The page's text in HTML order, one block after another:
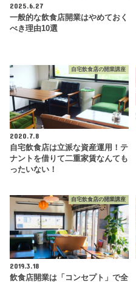
2025.6.27
一般的な飲食店開業はやめておく
べき理由10選
自宅飲食店の開業講座
2020.7.8
自宅飲食店は立派な資産運用！テ
ナントを借りて二重家賃なんても
ったいない！
自宅飲食店の開業講座
2019.3.18
飲食店開業は「コンセプト」で全